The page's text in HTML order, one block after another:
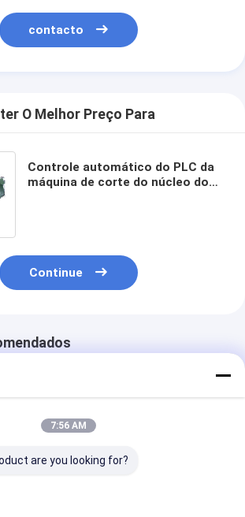
contacto
O Melhor Preço Para
Controle automático do PLC da
máquina de corte do núcleo do
Continue
7:56 AM
are you looking for?